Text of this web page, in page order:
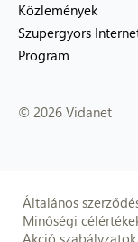
Közlemények
Szupergyors
Program
© 2026 Vidanet
Általános
Minőségi
Akció szabályzatok